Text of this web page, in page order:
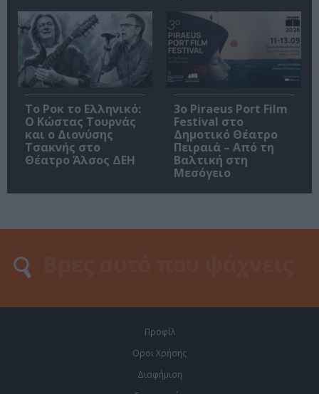
Το Ροκ το Ελληνικό:
Ο Κώστας Τουρνάς
και ο Διονύσης
Τσακνής στο
Θέατρο Άλσος ΔΕΗ
3o Piraeus Port Film
Festival στο
Δημοτικό Θέατρο
Πειραιά – Από τη
Βαλτική στη
Μεσόγειο
Προφίλ
Οροι Χρήσης
Διαφήμιση